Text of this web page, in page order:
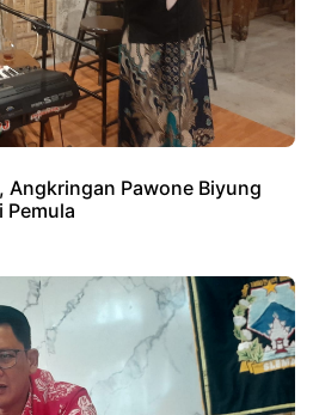
Angkringan Pawone Biyung
Pemula